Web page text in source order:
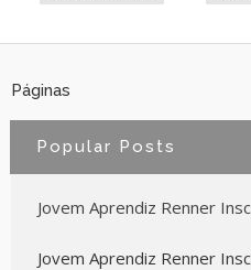
Páginas
Popular Posts
Jovem Aprendiz Renner
Jovem Aprendiz Renner